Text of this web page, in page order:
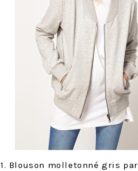
1. Blouson molletonné gris par